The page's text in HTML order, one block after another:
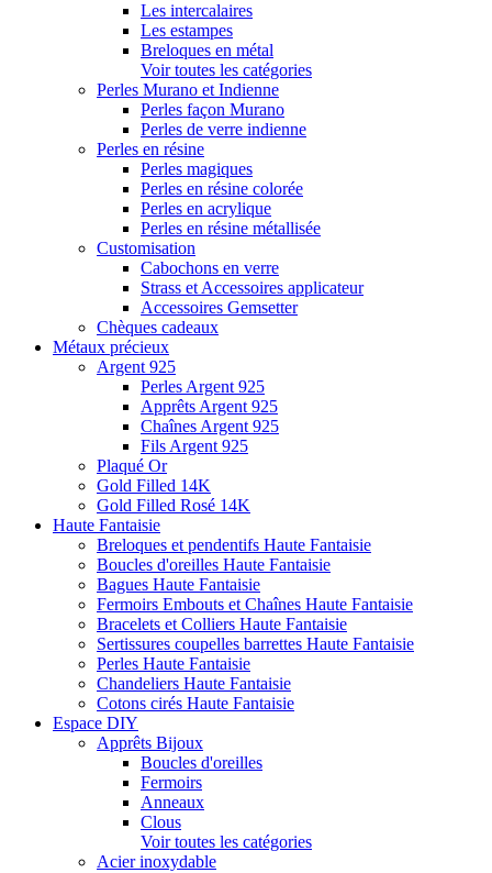
Les intercalaires
Les estampes
Breloques en métal
Voir toutes les catégories
Perles Murano et Indienne
Perles façon Murano
Perles de verre indienne
Perles en résine
Perles magiques
Perles en résine colorée
Perles en acrylique
Perles en résine métallisée
Customisation
Cabochons en verre
Strass et Accessoires applicateur
Accessoires Gemsetter
Chèques cadeaux
Métaux précieux
Argent 925
Perles Argent 925
Apprêts Argent 925
Chaînes Argent 925
Fils Argent 925
Plaqué Or
Gold Filled 14K
Gold Filled Rosé 14K
Haute Fantaisie
Breloques et pendentifs Haute Fantaisie
Boucles d'oreilles Haute Fantaisie
Bagues Haute Fantaisie
Fermoirs Embouts et Chaînes Haute Fantaisie
Bracelets et Colliers Haute Fantaisie
Sertissures coupelles barrettes Haute Fantaisie
Perles Haute Fantaisie
Chandeliers Haute Fantaisie
Cotons cirés Haute Fantaisie
Espace DIY
Apprêts Bijoux
Boucles d'oreilles
Fermoirs
Anneaux
Clous
Voir toutes les catégories
Acier inoxydable